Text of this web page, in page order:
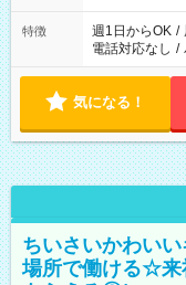
特徴 週1日からOK /
電話対応なし /
気になる！
ちいさいかわい
場所で働ける☆来